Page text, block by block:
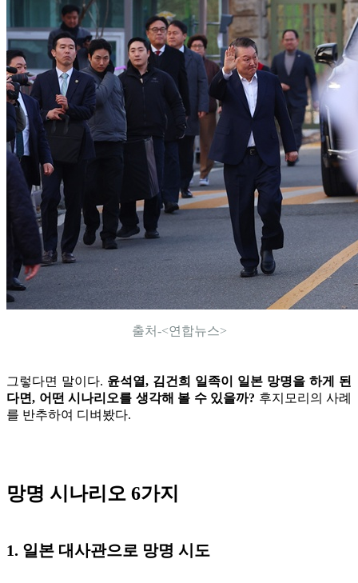
출처-<연합뉴스>
그렇다면 말이다. 윤석열, 김건희 일족이 일본 망명을 하게 된
다면, 어떤 시나리오를 생각해 볼 수 있을까? 후지모리의 사례
를 반추하여 디벼봤다.
망명 시나리오 6가지
1. 일본 대사관으로 망명 시도